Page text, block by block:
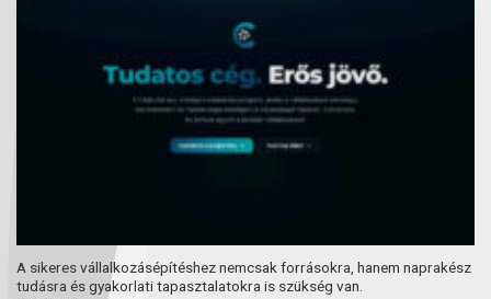
A sikeres vállalkozásépítéshez nemcsak forrásokra, hanem naprakész
tudásra és gyakorlati tapasztalatokra is szükség van.